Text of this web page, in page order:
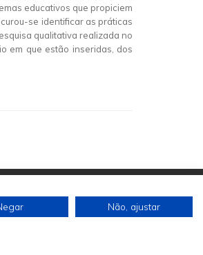
educativos que propiciem
se identificar as práticas
qualitativa realizada no
em que estão inseridas, dos
Não, ajustar